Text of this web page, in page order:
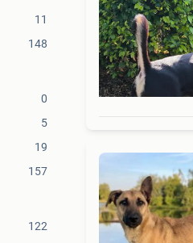
11
148
0
5
19
157
122